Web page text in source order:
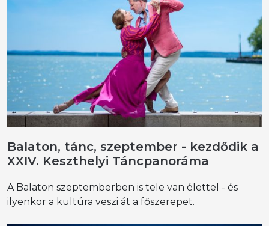
Balaton, tánc, szeptember - kezdődik a
XXIV. Keszthelyi Táncpanoráma
A Balaton szeptemberben is tele van élettel - és
ilyenkor a kultúra veszi át a főszerepet.